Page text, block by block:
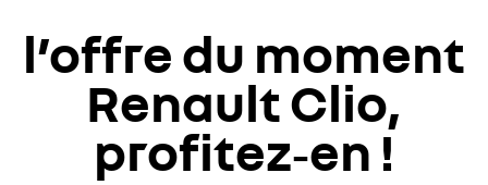
l’offre du moment
Renault Clio,
profitez‑en !